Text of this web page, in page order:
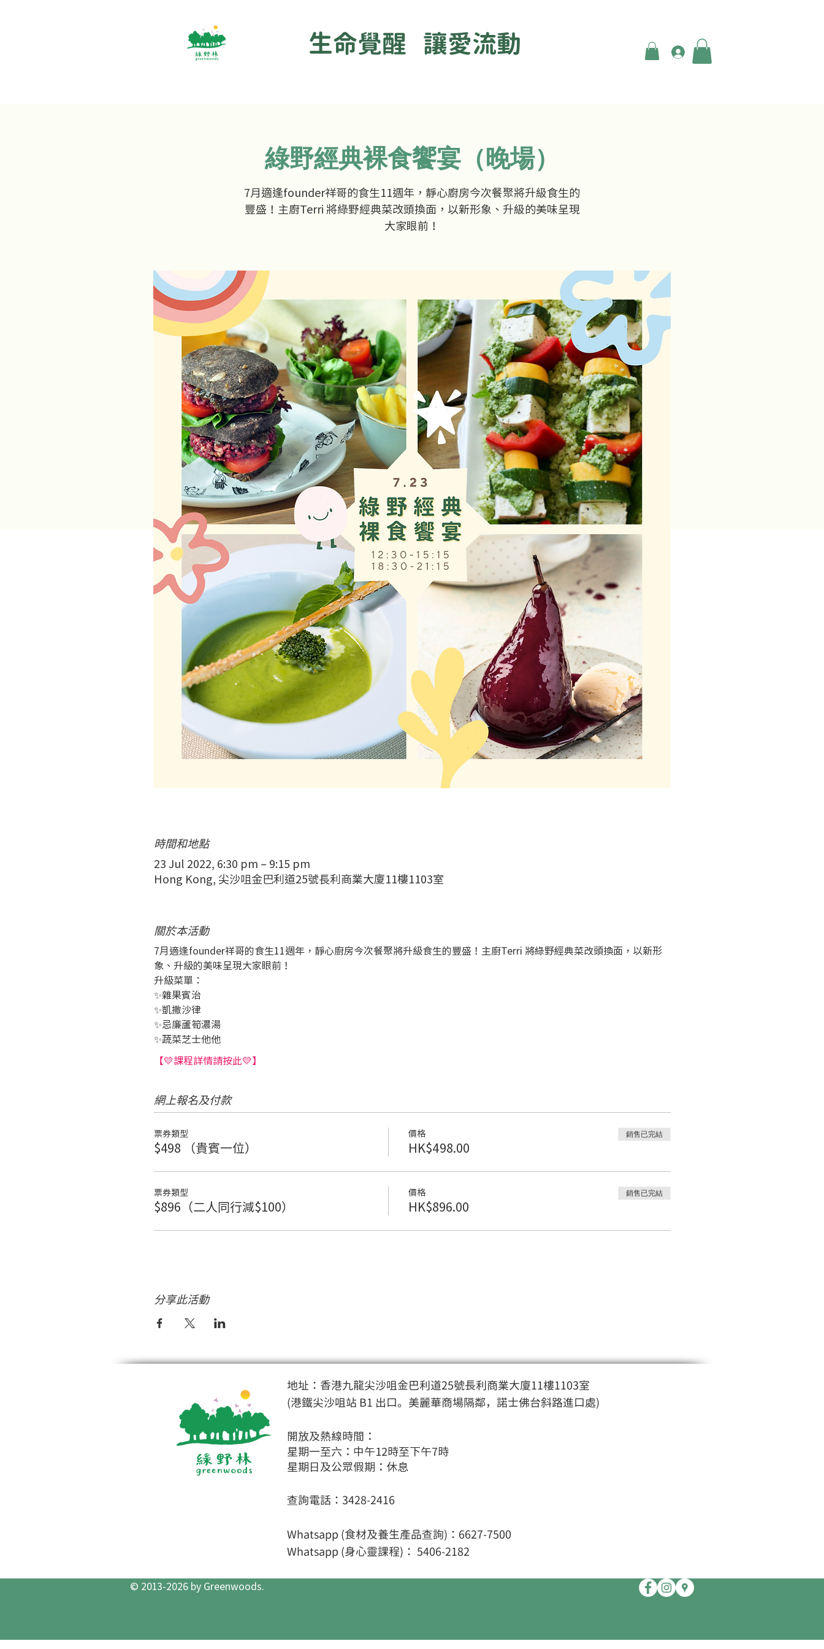
生命覺醒 讓愛流動 登入
綠野經典裸食饗宴（晚場）
7月適逢founder祥哥的食生11週年，靜心廚房今次餐聚將升級食生的
豐盛！主廚Terri 將綠野經典菜改頭換面，以新形象、升級的美味呈現
大家眼前！
時間和地點
23 Jul 2022, 6:30 pm – 9:15 pm
Hong Kong, 尖沙咀金巴利道25號長利商業大廈11樓1103室
關於本活動
7月適逢founder祥哥的食生11週年，靜心廚房今次餐聚將升級食生的豐盛！主廚Terri 將綠野經典菜改頭換面，以新形
象、升級的美味呈現大家眼前！
升級菜單：
✨雜果賓治
✨凱撒沙律
✨忌廉蘆筍濃湯
✨蔬菜芝士他他
【💛課程詳情請按此💛】
網上報名及付款
票券類型
$498 （貴賓一位）
價格
HK$498.00
銷售已完結
票券類型
$896（二人同行減$100）
價格
HK$896.00
銷售已完結
分享此活動
地址：香港九龍尖沙咀金巴利道25號長利商業大廈11樓1103室
(港鐵尖沙咀站 B1 出口。美麗華商場隔鄰，諾士佛台斜路進口處)
開放及熱線時間：
星期一至六：中午12時至下午7時
星期日及公眾假期：休息
查詢電話：3428-2416
Whatsapp (食材及養生產品查詢)：6627-7500
Whatsapp (身心靈課程)： 5406-2182
© 2013-2026 by Greenwoods.